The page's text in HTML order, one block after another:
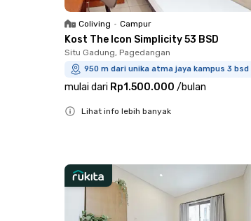
Coliving • Campur
Kost The Icon Simplicity 53 BSD
Situ Gadung, Pagedangan
950 m dari unika atma jaya kampus 3 bsd
mulai dari Rp1.500.000 /bulan
Lihat info lebih banyak